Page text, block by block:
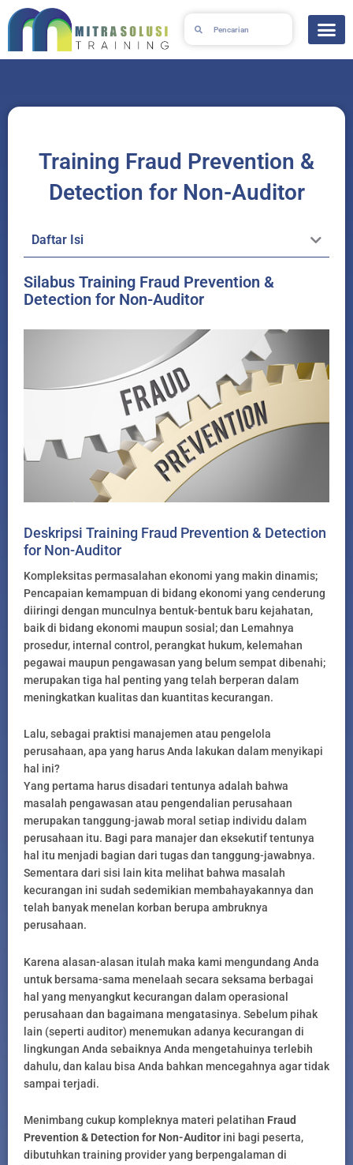
Skip
to
Training Fraud Prevention &
Detection for Non-Auditor
Daftar Isi
Silabus Training Fraud Prevention &
Detection for Non-Auditor
Deskripsi Training Fraud Prevention & Detection
for Non-Auditor
Kompleksitas permasalahan ekonomi yang makin dinamis;
Pencapaian kemampuan di bidang ekonomi yang cenderung
diiringi dengan munculnya bentuk-bentuk baru kejahatan,
baik di bidang ekonomi maupun sosial; dan Lemahnya
prosedur, internal control, perangkat hukum, kelemahan
pegawai maupun pengawasan yang belum sempat dibenahi;
merupakan tiga hal penting yang telah berperan dalam
meningkatkan kualitas dan kuantitas kecurangan.
Lalu, sebagai praktisi manajemen atau pengelola
perusahaan, apa yang harus Anda lakukan dalam menyikapi
hal ini?
Yang pertama harus disadari tentunya adalah bahwa
masalah pengawasan atau pengendalian perusahaan
merupakan tanggung-jawab moral setiap individu dalam
perusahaan itu. Bagi para manajer dan eksekutif tentunya
hal itu menjadi bagian dari tugas dan tanggung-jawabnya.
Sementara dari sisi lain kita melihat bahwa masalah
kecurangan ini sudah sedemikian membahayakannya dan
telah banyak menelan korban berupa ambruknya
perusahaan.
Karena alasan-alasan itulah maka kami mengundang Anda
untuk bersama-sama menelaah secara seksama berbagai
hal yang menyangkut kecurangan dalam operasional
perusahaan dan bagaimana mengatasinya. Sebelum pihak
lain (seperti auditor) menemukan adanya kecurangan di
lingkungan Anda sebaiknya Anda mengetahuinya terlebih
dahulu, dan kalau bisa Anda bahkan mencegahnya agar tidak
sampai terjadi.
Menimbang cukup kompleknya materi pelatihan Fraud
Prevention & Detection for Non-Auditor ini bagi peserta,
dibutuhkan training provider yang berpengalaman di